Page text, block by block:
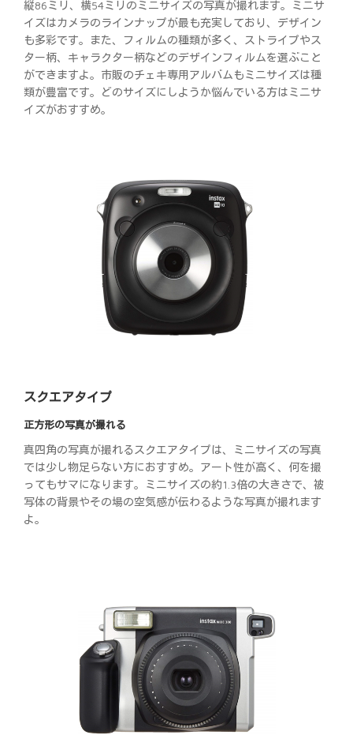
縦86ミリ、横54ミリのミニサイズの写真が撮れます。ミニサ
イズはカメラのラインナップが最も充実しており、デザイン
も多彩です。また、フィルムの種類が多く、ストライプやス
ター柄、キャラクター柄などのデザインフィルムを選ぶこと
ができますよ。市販のチェキ専用アルバムもミニサイズは種
類が豊富です。どのサイズにしようか悩んでいる方はミニサ
イズがおすすめ。
スクエアタイプ
正方形の写真が撮れる
真四角の写真が撮れるスクエアタイプは、ミニサイズの写真
では少し物足らない方におすすめ。アート性が高く、何を撮
ってもサマになります。ミニサイズの約1.3倍の大きさで、被
写体の背景やその場の空気感が伝わるような写真が撮れます
よ。